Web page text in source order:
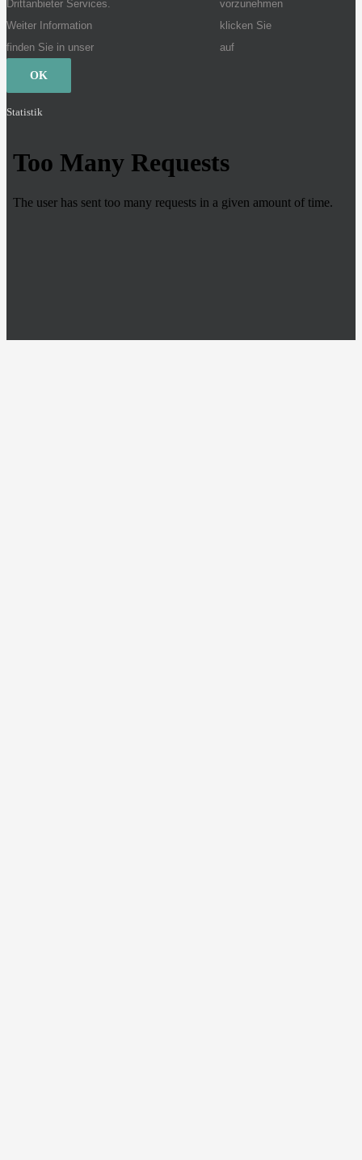
Drittanbieter Services.
Weiter Information
finden Sie in unser
vorzunehmen
klicken Sie
auf
OK
Statistik